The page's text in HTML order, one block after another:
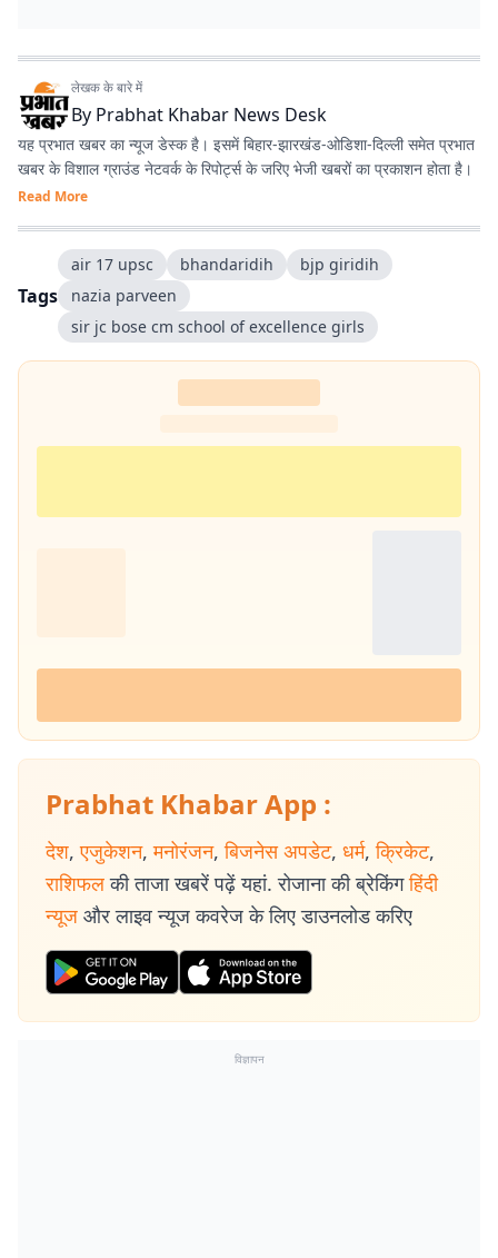
लेखक के बारे में
By Prabhat Khabar News Desk
यह प्रभात खबर का न्यूज डेस्क है। इसमें बिहार-झारखंड-ओडिशा-दिल्‍ली समेत प्रभात
खबर के विशाल ग्राउंड नेटवर्क के रिपोर्ट्स के जरिए भेजी खबरों का प्रकाशन होता है।
Read More
Tags
air 17 upsc bhandaridih
bjp giridih
nazia parveen
sir jc bose cm school of excellence girls
Prabhat Khabar App :
देश, एजुकेशन, मनोरंजन, बिजनेस अपडेट, धर्म, क्रिकेट,
राशिफल की ताजा खबरें पढ़ें यहां. रोजाना की ब्रेकिंग हिंदी
न्यूज और लाइव न्यूज कवरेज के लिए डाउनलोड करिए
विज्ञापन